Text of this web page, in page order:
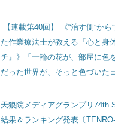
【連載第40回】 《“治す側”から
た作業療法士が教える『心と身
チ』》「一輪の花が、部屋に色
だった世界が、そっと色づいた
天狼院メディアグランプリ74th
結果＆ランキング発表〔